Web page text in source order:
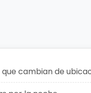
que cambian de